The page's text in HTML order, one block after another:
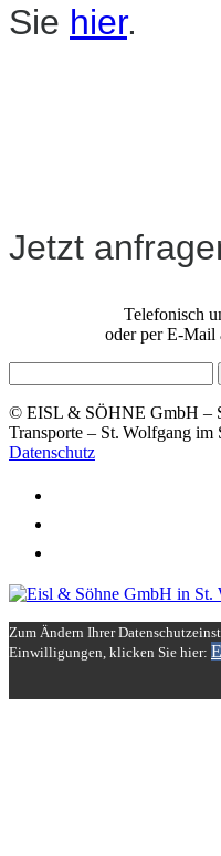
Sie hier.
Jetzt
Telefonisch
oder per E-Mail
© EISL & SÖHNE GmbH –
Transporte – St. Wolfgang im
Datenschutz
Zum Ändern Ihrer
Einwilligungen, klicken Sie hier: